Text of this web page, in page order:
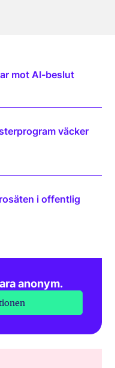
mot AI-beslut
väcker
i offentlig
anonym.